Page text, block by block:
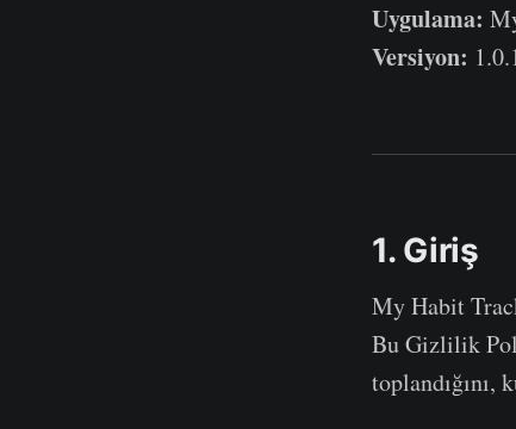
Uygulama:
Versiyon:
1. Giriş
My Habit
Bu Gizlilik
toplandığını,